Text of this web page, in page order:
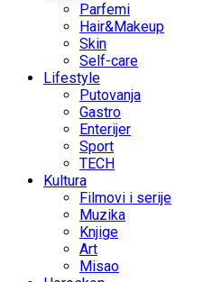
Parfemi
Hair&Makeup
Skin
Self-care
Lifestyle
Putovanja
Gastro
Enterijer
Sport
TECH
Kultura
Filmovi i serije
Muzika
Knjige
Art
Misao